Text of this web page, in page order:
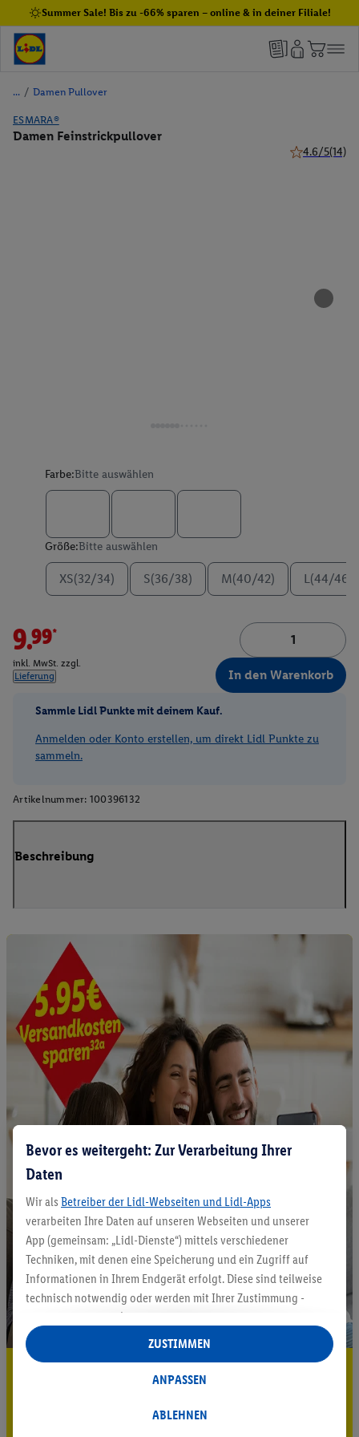
Summer Sale! Bis zu -66% sparen – online & in deiner Filiale!
/ Damen Pullover
ESMARA®
Damen Feinstrickpullover
4.6/5(14)
Farbe:Bitte auswählen
Größe:Bitte auswählen
XS(32/34) S(36/38) M(40/42) L(44/46)
9.99*
inkl. MwSt. zzgl.
Lieferung
In den Warenkorb
Sammle Lidl Punkte mit deinem Kauf.
Anmelden oder Konto erstellen, um direkt Lidl Punkte zu
sammeln.
Artikelnummer: 100396132
Beschreibung
5.95 € Versand sparen³²ᵃ
Bevor es weitergeht: Zur Verarbeitung Ihrer
Daten
Wir als Betreiber der Lidl-Webseiten und Lidl-Apps
verarbeiten Ihre Daten auf unseren Webseiten und unserer
App (gemeinsam: „Lidl-Dienste“) mittels verschiedener
Techniken, mit denen eine Speicherung und ein Zugriff auf
Informationen in Ihrem Endgerät erfolgt. Diese sind teilweise
technisch notwendig oder werden mit Ihrer Zustimmung -
auch durch Partner (u.a.
Verantwortliche; im Zusammenhang mit dem IAB TCF
insgesamt
Statistik-Erstellung oder für personalisierte Werbung
Datenverarbeitungen für personalisierte Werbung werden
ABLEHNEN
ANPASSEN
ZUSTIMMEN